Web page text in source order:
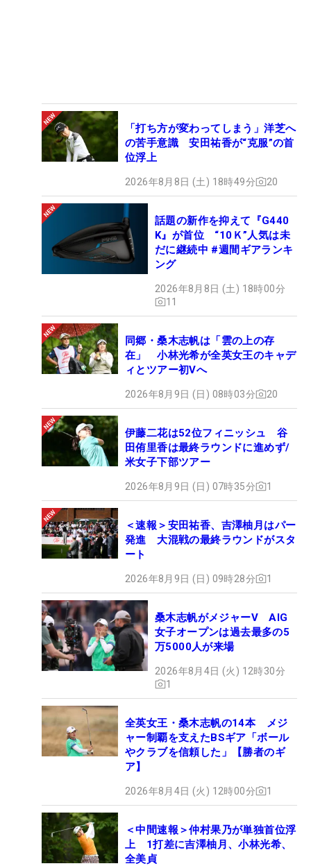
「打ち方が変わってしまう」洋芝へ
の苦手意識 安田祐香が“克服”の首
位浮上
2026年8月8日 (土) 18時49分 20
話題の新作を抑えて『G440
K』が首位 “10Ｋ”人気は未
だに継続中 #週間ギアランキ
ング
2026年8月8日 (土) 18時00分
11
同郷・桑木志帆は「雲の上の存
在」 小林光希が全英女王のキャデ
ィとツアー初Vへ
2026年8月9日 (日) 08時03分 20
伊藤二花は52位フィニッシュ 谷
田侑里香は最終ラウンドに進めず/
米女子下部ツアー
2026年8月9日 (日) 07時35分 1
＜速報＞安田祐香、吉澤柚月はパー
発進 大混戦の最終ラウンドがスタ
ート
2026年8月9日 (日) 09時28分 1
桑木志帆がメジャーV AIG
女子オープンは過去最多の5
万5000人が来場
2026年8月4日 (火) 12時30分
1
全英女王・桑木志帆の14本 メジ
ャー制覇を支えたBSギア「ボール
やクラブを信頼した」【勝者のギ
ア】
2026年8月4日 (火) 12時00分 1
＜中間速報＞仲村果乃が単独首位浮
上 1打差に吉澤柚月、小林光希、
全美貞